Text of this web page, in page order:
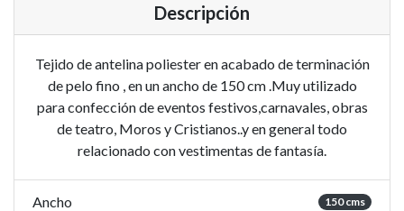
Descripción
Tejido de antelina poliester en acabado de terminación
de pelo fino , en un ancho de 150 cm .Muy utilizado
para confección de eventos festivos,carnavales, obras
de teatro, Moros y Cristianos..y en general todo
relacionado con vestimentas de fantasía.
Ancho 150 cms